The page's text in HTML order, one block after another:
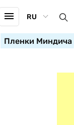
RU
Пленки Миндича